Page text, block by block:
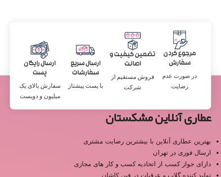
مرجوع کردن
سفارش
در صورت عدم
رضایت
تضمین کیفیت و
اصالت
فروش مستقیم از
شرکت
ارسال سریع
سفارشات
با پست پیشتاز
ارسال رایگان
پست
سفارش بالای یک
میلیون و دویست
عطاری آنلاین مشکستان
بهترین عطاری آنلاین با بیشترین رضایت مشتری
ارسال فوری در تهران
دارای جواز کسب از اتحادیه کسب و کار های مجازی
تولید کننده گلاب و عرقیات در فین کاشان